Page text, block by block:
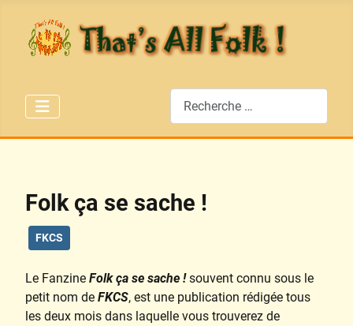
Folk ça se sache !
FKCS
Le Fanzine Folk ça se sache ! souvent connu sous le
petit nom de FKCS, est une publication rédigée tous
les deux mois dans laquelle vous trouverez de